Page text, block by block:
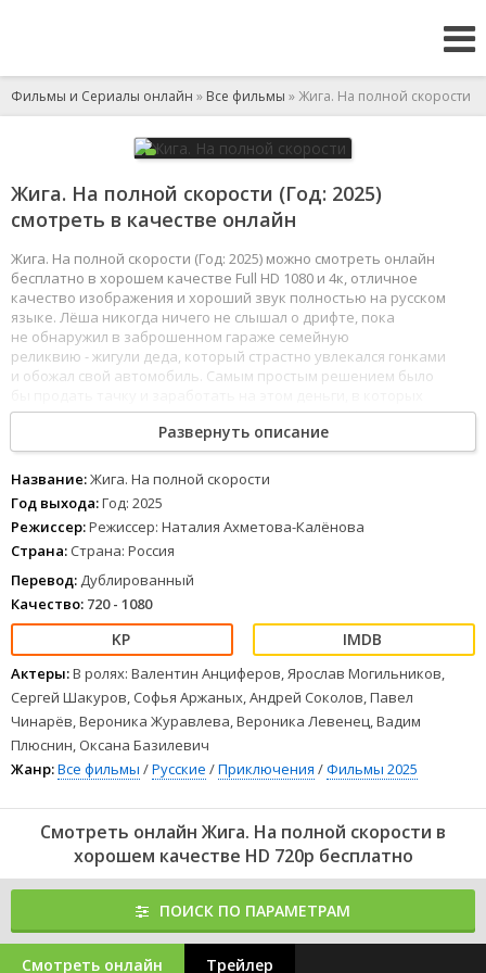
Фильмы и Сериалы онлайн » Все фильмы » Жига. На полной скорости
Жига. На полной скорости (Год: 2025)
смотреть в качестве онлайн
Жига. На полной скорости (Год: 2025) можно смотреть онлайн
бесплатно в хорошем качестве Full HD 1080 и 4к, отличное
качество изображения и хороший звук полностью на русском
языке. Лёша никогда ничего не слышал о дрифте, пока
не обнаружил в заброшенном гараже семейную
реликвию - жигули деда, который страстно увлекался гонками
и обожал свой автомобиль. Самым простым решением было
именно в этот момент так нуждается его семья. Но на пути
молодого человека возникает популярный блогер Шкурный,
который предлагает сделку: Лёша должен проиграть звезде
гонку на жигулях в прямом эфире и получить за это денежный
приз. Погружаясь в яркий мир дрифта и в историю деда-
конструктора, Лёша делает ставку на себя.
1234 5 67 8
Развернуть описание
Название:Жига. На полной скорости
Год выхода:Год: 2025
Режиссер:Режиссер: Наталия Ахметова-Калёнова
Страна: Страна: Россия
Перевод: Дублированный
Качество: 720 - 1080
Актеры:В ролях: Валентин Анциферов, Ярослав Могильников,
Сергей Шакуров, Софья Аржаных, Андрей Соколов, Павел
Чинарёв, Вероника Журавлева, Вероника Левенец, Вадим
Плюснин, Оксана Базилевич
Жанр:Все фильмы /Русские /Приключения /Фильмы 2025
Смотреть онлайн Жига. На полной скорости в
хорошем качестве HD 720p бесплатно
ПОИСК ПО ПАРАМЕТРАМ
Смотреть онлайн Трейлер